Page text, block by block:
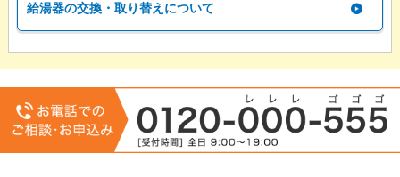
給湯器の交換・取り替えについて